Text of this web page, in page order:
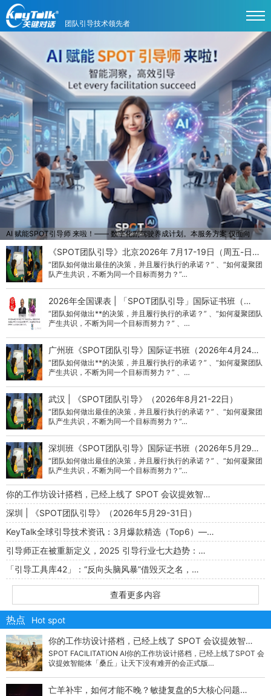
团队引导技术领先者
AI 赋能SPOT引导师 来啦！—— 数字化副驾驶养成计划。本服务方案 仅面向
SPOT 团队引导学员 / 认证路径学员（非公开泛人群课程），专为支持其在真实引
导项目中的 AI 应用落地而研发。
《SPOT团队引导》北京2026年 7月17-19日（周五-日…
“团队如何做出最佳的决策，并且履行执行的承诺？” 、“如何凝聚团
队产生共识，不断为同一个目标而努力？”…
2026年全国课表 | 「SPOT团队引导」国际证书班（…
“团队如何做出**的决策，并且履行执行的承诺？” 、“如何凝聚团队
产生共识，不断为同一个目标而努力？” 、…
广州班《SPOT团队引导》国际证书班（2026年4月24…
“团队如何做出**的决策，并且履行执行的承诺？” 、“如何凝聚团队
产生共识，不断为同一个目标而努力？” 、…
武汉 | 《SPOT团队引导》（2026年8月21-22日）
“团队如何做出最佳的决策，并且履行执行的承诺？” 、“如何凝聚团
队产生共识，不断为同一个目标而努力？”…
深圳班《SPOT团队引导》国际证书班（2026年5月29…
“团队如何做出最佳的决策，并且履行执行的承诺？” 、“如何凝聚团
队产生共识，不断为同一个目标而努力？”…
你的工作坊设计搭档，已经上线了 SPOT 会议提效智…
深圳 | 《SPOT团队引导》（2026年5月29-31日）
KeyTalk全球引导技术资讯：3月爆款精选（Top6）—…
引导师正在被重新定义，2025 引导行业七大趋势：…
「引导工具库42」：“反向头脑风暴”借毁灭之名，…
查看更多内容
热点
Hot spot
你的工作坊设计搭档，已经上线了 SPOT 会议提效智…
SPOT FACILITATION AI你的工作坊设计搭档，已经上线了SPOT 会
议提效智能体「桑丘」让天下没有难开的会正式版…
亡羊补牢，如何才能不晚？敏捷复盘的5大核心问题…